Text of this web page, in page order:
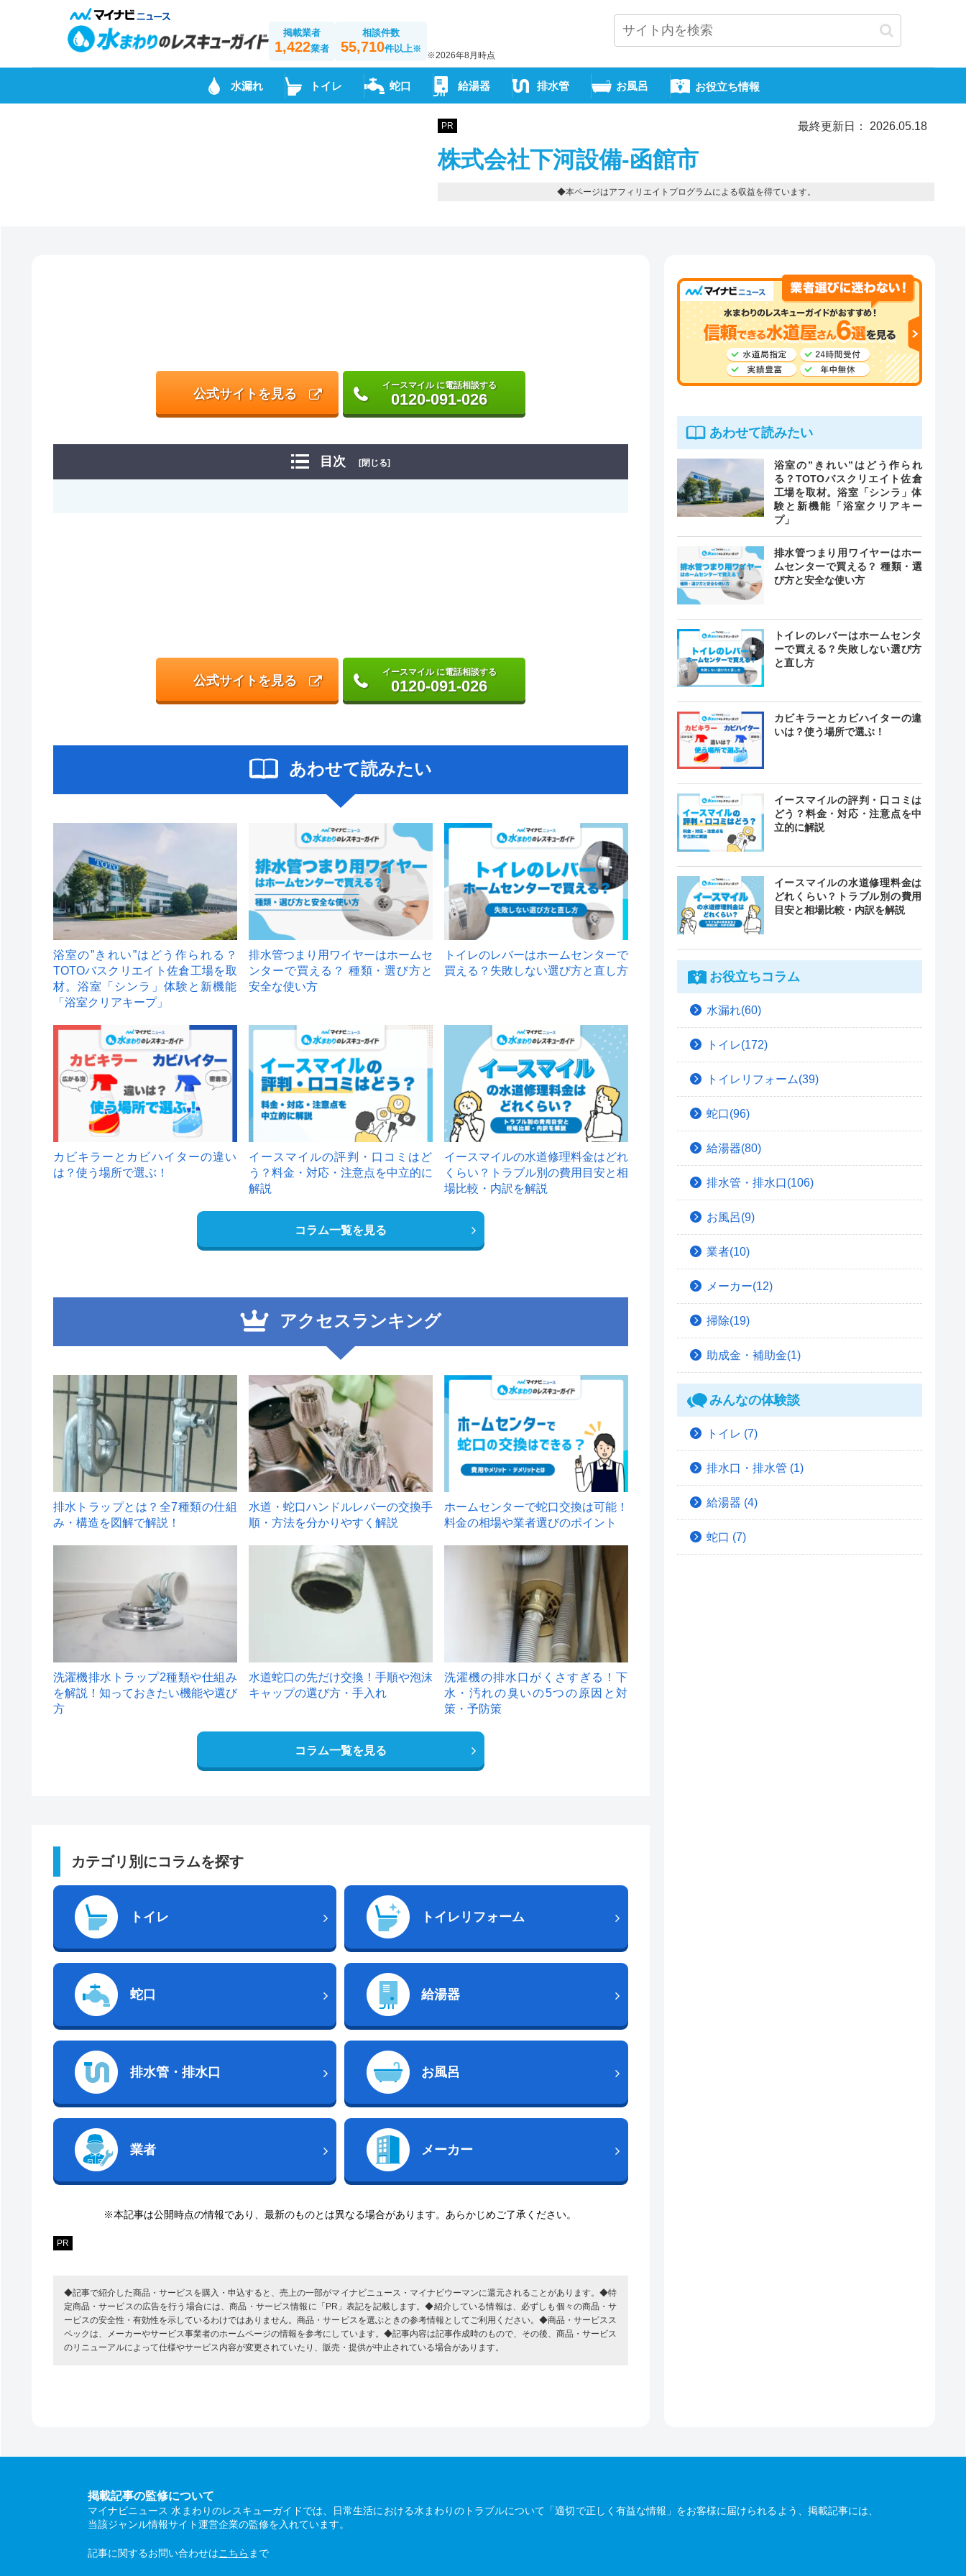
掲載業者
1,422業者
相談件数
55,710件以上※
※2026年8月時点
水漏れ トイレ 蛇口 給湯器 排水管 お風呂 お役立ち情報
PR 最終更新日： 2026.05.18
株式会社下河設備-函館市
◆本ページはアフィリエイトプログラムによる収益を得ています。
公式サイトを見る
イースマイル に電話相談する
0120-091-026
目次 [閉じる]
公式サイトを見る
イースマイル に電話相談する
0120-091-026
あわせて読みたい
浴室の”きれい”はどう作られる？
TOTOバスクリエイト佐倉工場を取
材。浴室「シンラ」体験と新機能
「浴室クリアキープ」
排水管つまり用ワイヤーはホームセ
ンターで買える？ 種類・選び方と
安全な使い方
トイレのレバーはホームセンターで
買える？失敗しない選び方と直し方
カビキラーとカビハイターの違い
は？使う場所で選ぶ！
イースマイルの評判・口コミはど
う？料金・対応・注意点を中立的に
解説
イースマイルの水道修理料金はどれ
くらい？トラブル別の費用目安と相
場比較・内訳を解説
コラム一覧を見る
アクセスランキング
1
排水トラップとは？全7種類の仕組
み・構造を図解で解説！
2
水道・蛇口ハンドルレバーの交換手
順・方法を分かりやすく解説
ホームセンターで蛇口交換は可能！
料金の相場や業者選びのポイント
洗濯機排水トラップ2種類や仕組み
を解説！知っておきたい機能や選び
方
水道蛇口の先だけ交換！手順や泡沫
キャップの選び方・手入れ
洗濯機の排水口がくさすぎる！下
水・汚れの臭いの5つの原因と対
策・予防策
コラム一覧を見る
カテゴリ別にコラムを探す
トイレ トイレリフォーム
蛇口 給湯器
排水管・排水口 お風呂
業者 メーカー
※本記事は公開時点の情報であり、最新のものとは異なる場合があります。あらかじめご了承ください。
PR
◆記事で紹介した商品・サービスを購入・申込すると、売上の一部がマイナビニュース・マイナビウーマンに還元されることがあります。◆特
定商品・サービスの広告を行う場合には、商品・サービス情報に「PR」表記を記載します。◆紹介している情報は、必ずしも個々の商品・サ
ービスの安全性・有効性を示しているわけではありません。商品・サービスを選ぶときの参考情報としてご利用ください。◆商品・サービスス
ペックは、メーカーやサービス事業者のホームページの情報を参考にしています。◆記事内容は記事作成時のもので、その後、商品・サービス
のリニューアルによって仕様やサービス内容が変更されていたり、販売・提供が中止されている場合があります。
あわせて読みたい
浴室の”きれい”はどう作られ
る？TOTOバスクリエイト佐倉
工場を取材。浴室「シンラ」体
験と新機能「浴室クリアキー
プ」
排水管つまり用ワイヤーはホー
ムセンターで買える？ 種類・選
び方と安全な使い方
トイレのレバーはホームセンタ
ーで買える？失敗しない選び方
と直し方
カビキラーとカビハイターの違
いは？使う場所で選ぶ！
イースマイルの評判・口コミは
どう？料金・対応・注意点を中
立的に解説
イースマイルの水道修理料金は
どれくらい？トラブル別の費用
目安と相場比較・内訳を解説
お役立ちコラム
水漏れ(60)
トイレ(172)
トイレリフォーム(39)
蛇口(96)
給湯器(80)
排水管・排水口(106)
お風呂(9)
業者(10)
メーカー(12)
掃除(19)
助成金・補助金(1)
みんなの体験談
トイレ (7)
排水口・排水管 (1)
給湯器 (4)
蛇口 (7)
掲載記事の監修について
マイナビニュース 水まわりのレスキューガイドでは、日常生活における水まわりのトラブルについて「適切で正しく有益な情報」をお客様に届けられるよう、掲載記事には、
当該ジャンル情報サイト運営企業の監修を入れています。
記事に関するお問い合わせはこちら まで